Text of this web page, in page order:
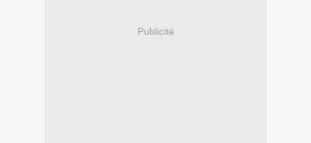
Publicité